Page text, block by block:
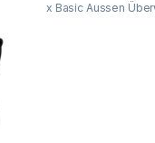
x Basic Aussen